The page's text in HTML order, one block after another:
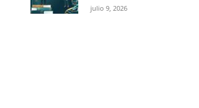
julio 9, 2026